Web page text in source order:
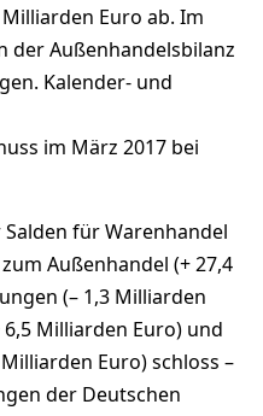
Euro ab. Im
der Außenhandelsbilanz
Kalender- und
im März 2017 bei
für Warenhandel
Außenhandel (+ 27,4
(– 1,3 Milliarden
Milliarden Euro) und
Euro) schloss –
der Deutschen